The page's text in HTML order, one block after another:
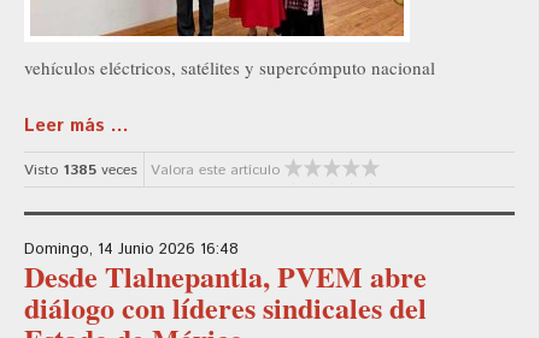
vehículos eléctricos, satélites y supercómputo nacional
Leer más ...
Visto 1385 veces Valora este artículo
Domingo, 14 Junio 2026 16:48
Desde Tlalnepantla, PVEM abre
diálogo con líderes sindicales del